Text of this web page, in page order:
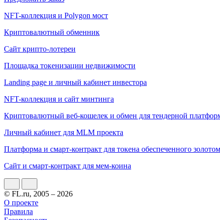
NFT-коллекция и Polygon мост
Криптовалютный обменник
Сайт крипто-лотереи
Площадка токенизации недвижимости
Landing page и личный кабинет инвестора
NFT-коллекция и сайт минтинга
Криптовалютный веб-кошелек и обмен для тендерной
Личный кабинет для MLM проекта
Платформа и смарт-контракт для токена обеспеченного золотом
Сайт и смарт-контракт для мем-коина
© FL.ru, 2005 – 2026
О проекте
Правила